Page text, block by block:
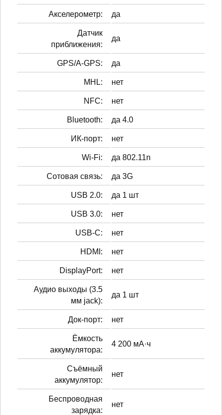
Акселерометр: да
Датчик
приближения:
да
GPS/A-GPS: да
MHL: нет
NFC: нет
Bluetooth: да 4.0
ИК-порт: нет
Wi-Fi: да 802.11n
Сотовая связь: да 3G
USB 2.0: да 1 шт
USB 3.0: нет
USB-C: нет
HDMI: нет
DisplayPort: нет
Аудио выходы (3.5
мм jack):
да 1 шт
Док-порт: нет
Ёмкость
аккумулятора:
4 200 мА·ч
Cъёмный
аккумулятор:
нет
Беспроводная
зарядка:
нет